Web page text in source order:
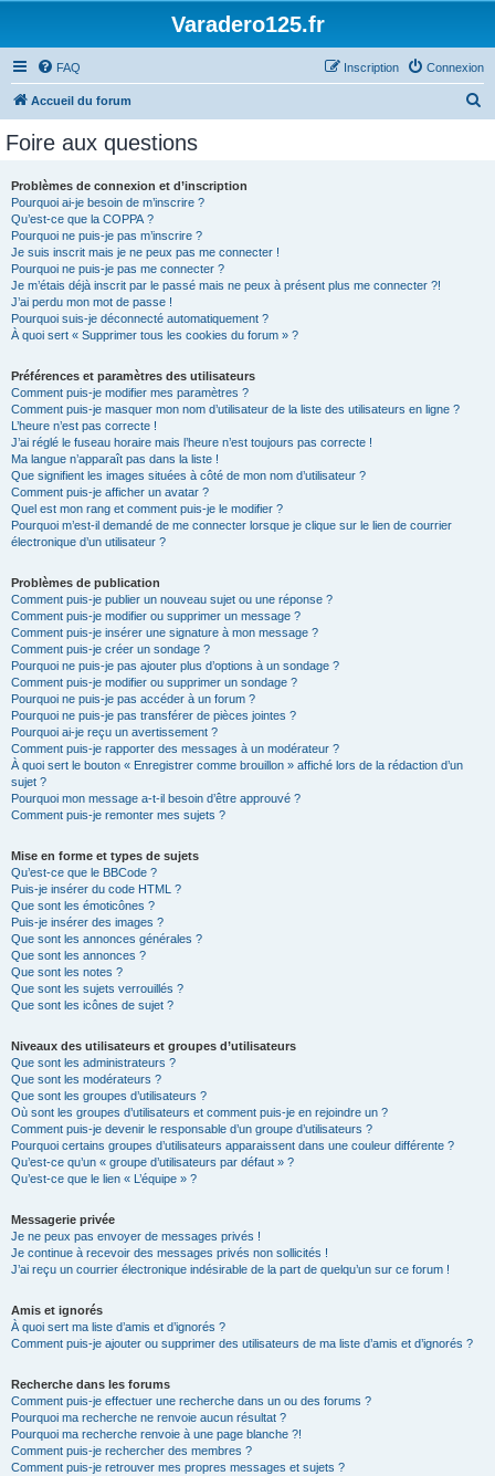
Varadero125.fr
FAQ Connexion
Inscription
Accueil du forum
Foire aux questions
Problèmes de connexion et d’inscription
Pourquoi ai-je besoin de m’inscrire ?
Qu’est-ce que la COPPA ?
Pourquoi ne puis-je pas m’inscrire ?
Je suis inscrit mais je ne peux pas me connecter !
Pourquoi ne puis-je pas me connecter ?
Je m’étais déjà inscrit par le passé mais ne peux à présent plus me connecter ?!
J’ai perdu mon mot de passe !
Pourquoi suis-je déconnecté automatiquement ?
À quoi sert « Supprimer tous les cookies du forum » ?
Préférences et paramètres des utilisateurs
Comment puis-je modifier mes paramètres ?
Comment puis-je masquer mon nom d’utilisateur de la liste des utilisateurs en ligne ?
L’heure n’est pas correcte !
J’ai réglé le fuseau horaire mais l’heure n’est toujours pas correcte !
Ma langue n’apparaît pas dans la liste !
Que signifient les images situées à côté de mon nom d’utilisateur ?
Comment puis-je afficher un avatar ?
Quel est mon rang et comment puis-je le modifier ?
Pourquoi m’est-il demandé de me connecter lorsque je clique sur le lien de courrier
électronique d’un utilisateur ?
Problèmes de publication
Comment puis-je publier un nouveau sujet ou une réponse ?
Comment puis-je modifier ou supprimer un message ?
Comment puis-je insérer une signature à mon message ?
Comment puis-je créer un sondage ?
Pourquoi ne puis-je pas ajouter plus d’options à un sondage ?
Comment puis-je modifier ou supprimer un sondage ?
Pourquoi ne puis-je pas accéder à un forum ?
Pourquoi ne puis-je pas transférer de pièces jointes ?
Pourquoi ai-je reçu un avertissement ?
Comment puis-je rapporter des messages à un modérateur ?
À quoi sert le bouton « Enregistrer comme brouillon » affiché lors de la rédaction d’un
sujet ?
Pourquoi mon message a-t-il besoin d’être approuvé ?
Comment puis-je remonter mes sujets ?
Mise en forme et types de sujets
Qu’est-ce que le BBCode ?
Puis-je insérer du code HTML ?
Que sont les émoticônes ?
Puis-je insérer des images ?
Que sont les annonces générales ?
Que sont les annonces ?
Que sont les notes ?
Que sont les sujets verrouillés ?
Que sont les icônes de sujet ?
Niveaux des utilisateurs et groupes d’utilisateurs
Que sont les administrateurs ?
Que sont les modérateurs ?
Que sont les groupes d’utilisateurs ?
Où sont les groupes d’utilisateurs et comment puis-je en rejoindre un ?
Comment puis-je devenir le responsable d’un groupe d’utilisateurs ?
Pourquoi certains groupes d’utilisateurs apparaissent dans une couleur différente ?
Qu’est-ce qu’un « groupe d’utilisateurs par défaut » ?
Qu’est-ce que le lien « L’équipe » ?
Messagerie privée
Je ne peux pas envoyer de messages privés !
Je continue à recevoir des messages privés non sollicités !
J’ai reçu un courrier électronique indésirable de la part de quelqu’un sur ce forum !
Amis et ignorés
À quoi sert ma liste d’amis et d’ignorés ?
Comment puis-je ajouter ou supprimer des utilisateurs de ma liste d’amis et d’ignorés ?
Recherche dans les forums
Comment puis-je effectuer une recherche dans un ou des forums ?
Pourquoi ma recherche ne renvoie aucun résultat ?
Pourquoi ma recherche renvoie à une page blanche ?!
Comment puis-je rechercher des membres ?
Comment puis-je retrouver mes propres messages et sujets ?